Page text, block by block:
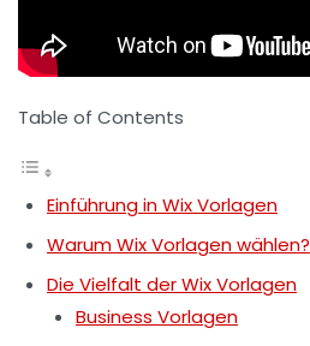
Table of Contents
Einführung in Wix Vorlagen
Warum Wix Vorlagen wählen?
Die Vielfalt der Wix Vorlagen
Business Vorlagen